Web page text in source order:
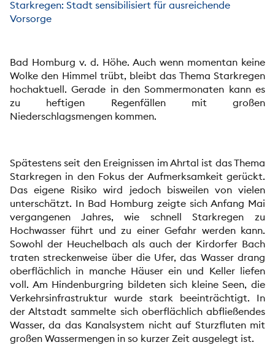
Starkregen: Stadt sensibilisiert für ausreichende
Vorsorge
Bad Homburg v. d. Höhe. Auch wenn momentan keine
Wolke den Himmel trübt, bleibt das Thema Starkregen
hochaktuell. Gerade in den Sommermonaten kann es
zu heftigen Regenfällen mit großen
Niederschlagsmengen kommen.
Spätestens seit den Ereignissen im Ahrtal ist das Thema
Starkregen in den Fokus der Aufmerksamkeit gerückt.
Das eigene Risiko wird jedoch bisweilen von vielen
unterschätzt. In Bad Homburg zeigte sich Anfang Mai
vergangenen Jahres, wie schnell Starkregen zu
Hochwasser führt und zu einer Gefahr werden kann.
Sowohl der Heuchelbach als auch der Kirdorfer Bach
traten streckenweise über die Ufer, das Wasser drang
oberflächlich in manche Häuser ein und Keller liefen
voll. Am Hindenburgring bildeten sich kleine Seen, die
Verkehrsinfrastruktur wurde stark beeinträchtigt. In
der Altstadt sammelte sich oberflächlich abfließendes
Wasser, da das Kanalsystem nicht auf Sturzfluten mit
großen Wassermengen in so kurzer Zeit ausgelegt ist.